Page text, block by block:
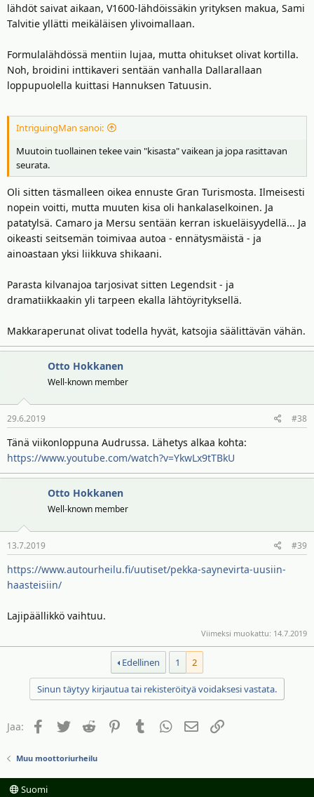
lähdöt saivat aikaan, V1600-lähdöissäkin yrityksen makua, Sami
Talvitie yllätti meikäläisen ylivoimallaan.
Formulalähdössä mentiin lujaa, mutta ohitukset olivat kortilla.
Noh, broidini inttikaveri sentään vanhalla Dallarallaan
loppupuolella kuittasi Hannuksen Tatuusin.
IntriguingMan sanoi:
Muutoin tuollainen tekee vain "kisasta" vaikean ja jopa rasittavan
seurata.
Oli sitten täsmalleen oikea ennuste Gran Turismosta. Ilmeisesti
nopein voitti, mutta muuten kisa oli hankalaselkoinen. Ja
patatylsä. Camaro ja Mersu sentään kerran iskueläisyydellä... Ja
oikeasti seitsemän toimivaa autoa - ennätysmäistä - ja
ainoastaan yksi liikkuva shikaani.
Parasta kilvanajoa tarjosivat sitten Legendsit - ja
dramatiikkaakin yli tarpeen ekalla lähtöyrityksellä.
Makkaraperunat olivat todella hyvät, katsojia säälittävän vähän.
Otto Hokkanen
Well-known member
29.6.2019 #38
Tänä viikonloppuna Audrussa. Lähetys alkaa kohta:
https://www.youtube.com/watch?v=YkwLx9tTBkU
Otto Hokkanen
Well-known member
13.7.2019 #39
https://www.autourheilu.fi/uutiset/pekka-saynevirta-uusiin-
haasteisiin/
Lajipäällikkö vaihtuu.
Viimeksi muokattu: 14.7.2019
Edellinen 1 2
Sinun täytyy kirjautua tai rekisteröityä voidaksesi vastata.
Jaa: Facebook
TwitterReddit PinterestTumblrWhatsAppSähköposti
Linkki
Muu moottoriurheilu
Suomi